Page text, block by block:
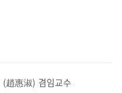
(趙惠淑) 겸임교수